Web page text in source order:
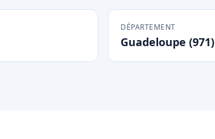
DÉPARTEMENT
Guadeloupe (971)